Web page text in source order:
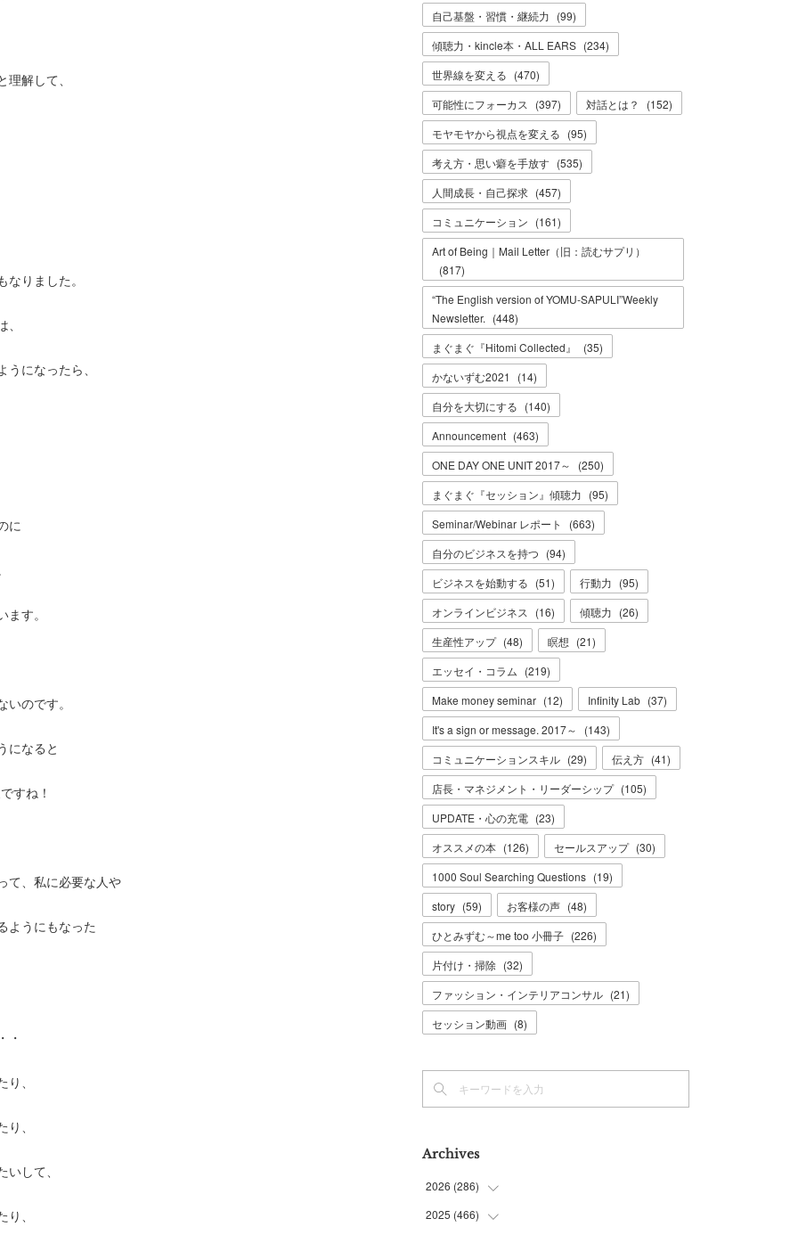
解して、
りました。
になったら、
に
す。
のです。
になると
すね！
て、私に必要な人や
ようにもなった
・
、
、
して、
、
自己基盤・習慣・継続力 (99)
傾聴力・kincle本・ALL EARS (234)
世界線を変える (470)
可能性にフォーカス
(397) 対話とは？ (152)
モヤモヤから視点を変える (95)
考え方・思い癖を手放す (535)
人間成長・自己探求 (457)
コミュニケーション (161)
Art of Being｜Mail Letter（旧：読むサプリ）
(817)
“The English version of YOMU-SAPULI”Weekly
Newsletter. (448)
まぐまぐ『Hitomi Collected』
(35)
かないずむ2021
(14)
自分を大切にする (140)
Announcement (463)
ONE DAY ONE UNIT 2017～
(250)
まぐまぐ『セッション』傾聴力 (95)
Seminar/Webinar レポート
(663)
自分のビジネスを持つ (94)
ビジネスを始動する (51) 行動力 (95)
オンラインビジネス
(16) 傾聴力 (26)
生産性アップ (48) 瞑想 (21)
エッセイ・コラム (219)
Make money seminar (12) Infinity Lab (37)
It's a sign or message. 2017～
(143)
コミュニケーションスキル (29) 伝え方 (41)
店長・マネジメント・リーダーシップ (105)
UPDATE・心の充電 (23)
オススメの本 (126) セールスアップ (30)
1000 Soul Searching Questions (19)
story (59) お客様の声 (48)
ひとみずむ～me too 小冊子 (226)
片付け・掃除 (32)
ファッション・インテリアコンサル (21)
セッション動画 (8)
Archives
2026 (286)
(7)
2025 (466)